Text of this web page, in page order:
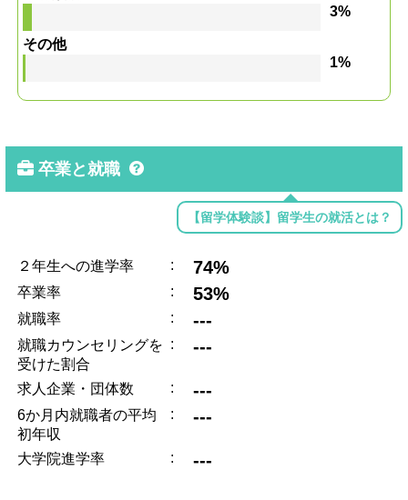
3%
その他
1%
卒業と就職
【留学体験談】留学生の就活とは？
２年生への進学率 : 74%
卒業率 : 53%
就職率 : ---
就職カウンセリングを
受けた割合
: ---
求人企業・団体数 : ---
6か月内就職者の平均
初年収
: ---
大学院進学率 : ---